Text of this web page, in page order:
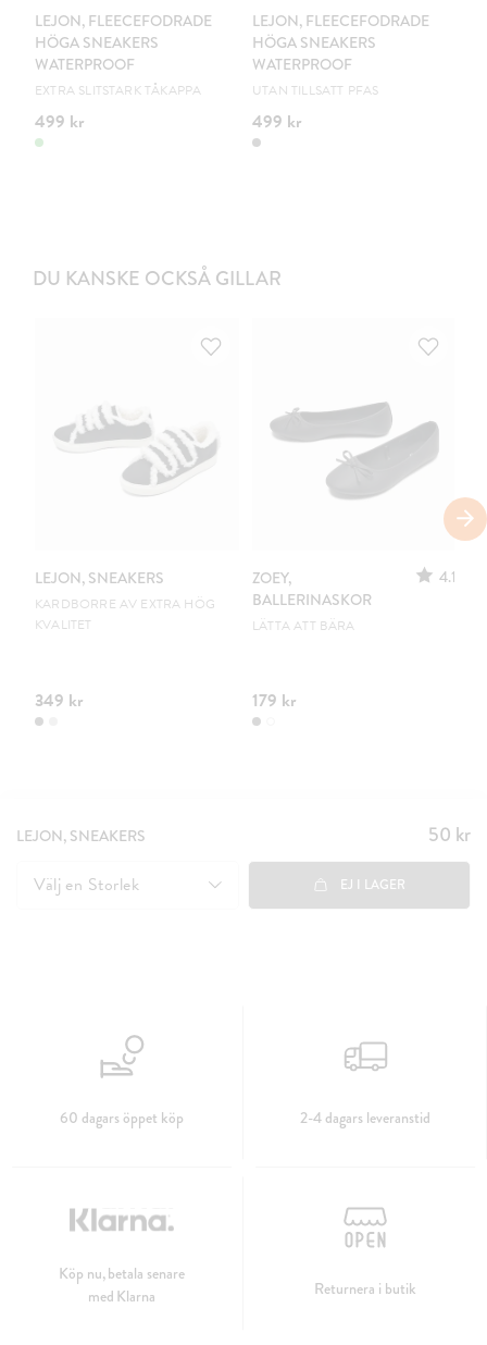
LEJON, FLEECEFODRADE
HÖGA SNEAKERS
WATERPROOF
EXTRA SLITSTARK TÅKAPPA
499 kr
LEJON, FLEECEFODRADE
HÖGA SNEAKERS
WATERPROOF
UTAN TILLSATT PFAS
499 kr
DU KANSKE OCKSÅ GILLAR
LEJON, SNEAKERS
KARDBORRE AV EXTRA HÖG
KVALITET
349 kr
ZOEY,
BALLERINASKOR
4.1
LÄTTA ATT BÄRA
179 kr
LEJON, SNEAKERS Pris:
50 kr
50 kr
Välj en Storlek EJ I LAGER
60 dagars öppet köp 2-4 dagars leveranstid
Köp nu, betala senare
med Klarna
Returnera i butik